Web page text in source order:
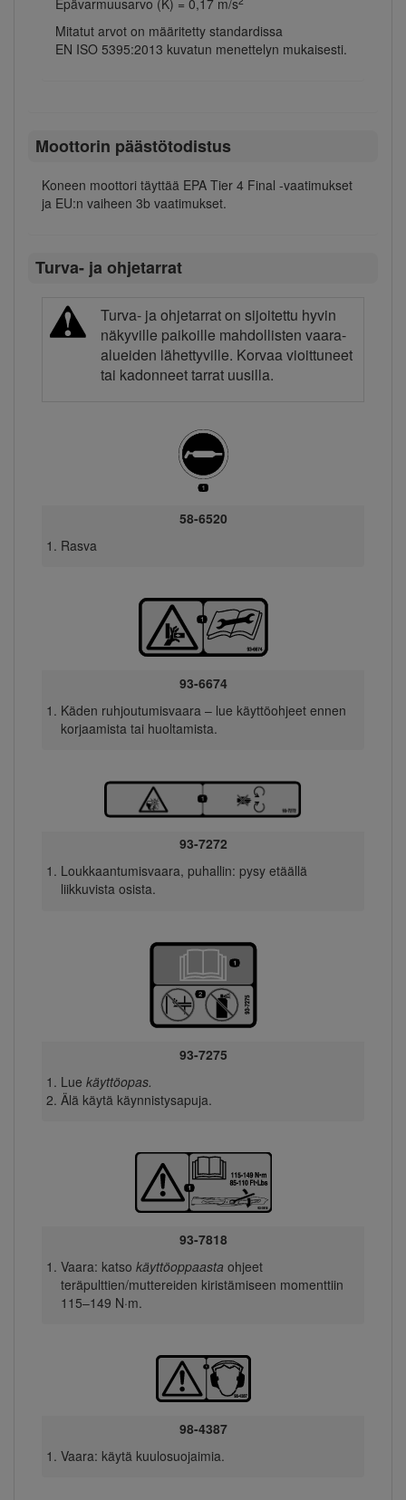
Epävarmuusarvo (K) = 0,17 m/s
Mitatut arvot on määritetty standardissa
EN ISO 5395:2013 kuvatun menettelyn mukaisesti.
Moottorin päästötodistus
Koneen moottori täyttää EPA Tier 4 Final -vaatimukset
ja EU:n vaiheen 3b vaatimukset.
Turva- ja ohjetarrat
Turva- ja ohjetarrat on sijoitettu hyvin
näkyville paikoille mahdollisten vaara-
alueiden lähettyville. Korvaa vioittuneet
tai kadonneet tarrat uusilla.
58-6520
Rasva
93-6674
Käden ruhjoutumisvaara – lue käyttöohjeet ennen
korjaamista tai huoltamista.
93-7272
Loukkaantumisvaara, puhallin: pysy etäällä
liikkuvista osista.
93-7275
Lue käyttöopas.
Älä käytä käynnistysapuja.
93-7818
Vaara: katso käyttöoppaasta ohjeet
teräpulttien/muttereiden kiristämiseen momenttiin
115–149 N·m.
98-4387
Vaara: käytä kuulosuojaimia.